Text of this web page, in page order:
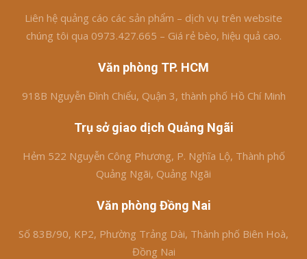
Liên hệ quảng cáo các sản phẩm – dịch vụ trên website
chúng tôi qua 0973.427.665 – Giá rẻ bèo, hiệu quả cao.
Văn phòng TP. HCM
918B Nguyễn Đình Chiểu, Quận 3, thành phố Hồ Chí Minh
Trụ sở giao dịch Quảng Ngãi
Hẻm 522 Nguyễn Công Phương, P. Nghĩa Lộ, Thành phố
Quảng Ngãi, Quảng Ngãi
Văn phòng Đồng Nai
Số 83B/90, KP2, Phường Trảng Dài, Thành phố Biên Hoà,
Đồng Nai